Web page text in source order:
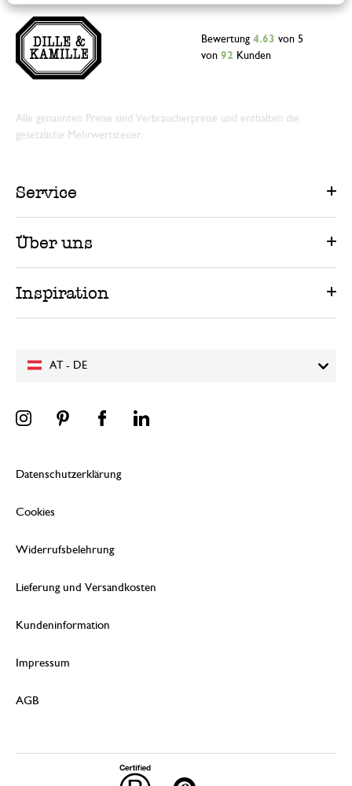
AT - DE
Bewertung 4.63 von 5
von 92 Kunden
Alle genannten Preise sind Verbraucherpreise und enthalten die
gesetzliche Mehrwertsteuer.
Service
Über uns
Inspiration
Datenschutzerklärung
Cookies
Widerrufsbelehrung
Lieferung und Versandkosten
Kundeninformation
Impressum
AGB